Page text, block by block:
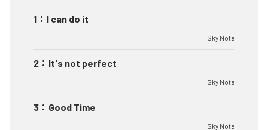
1 ： I can do it
Sky Note
2 ： It's not perfect
Sky Note
3 ： Good Time
Sky Note